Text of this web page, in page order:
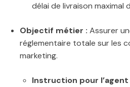
délai de livraison maximal
Objectif métier : Assurer
réglementaire totale sur les
marketing.
Instruction pour l’agent